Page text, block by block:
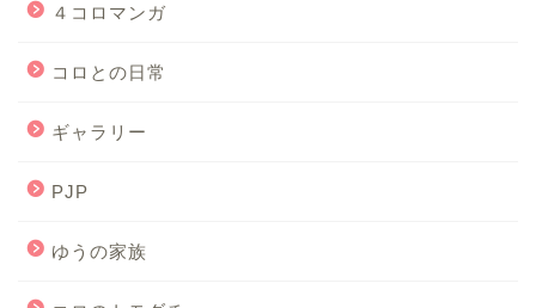
４コロマンガ
コロとの日常
ギャラリー
PJP
ゆうの家族